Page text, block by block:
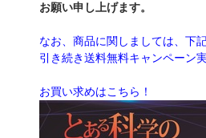
お願い申し上げます。
なお、商品に関しましては、下
引き続き送料無料キャンペーン
お買い求めはこちら！